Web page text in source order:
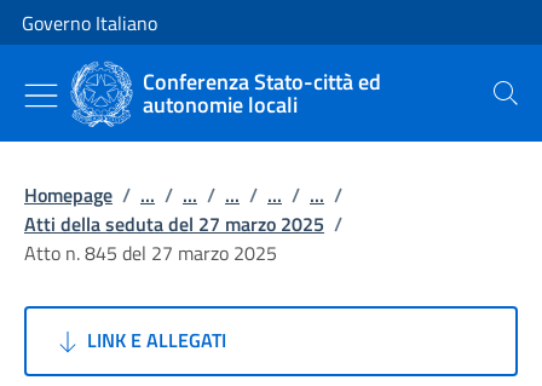
Vai al contenuto
Vai alla navigazione del sito
Governo Italiano
Conferenza Stato-città ed
autonomie locali Cerca
Homepage / ... / ... / ... / ... / ... /
Atti della seduta del 27 marzo 2025 /
Atto n. 845 del 27 marzo 2025
LINK E ALLEGATI